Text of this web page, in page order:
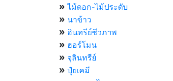
» ไม้ดอก-ไม้ประดับ
» นาข้าว
» อินทรีย์ชีวภาพ
» ฮอร์โมน
» จุลินทรีย์
» ปุ๋ยเคมี